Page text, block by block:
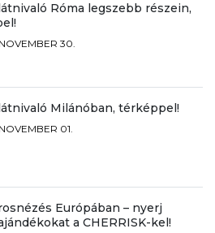
Róma legszebb részein,
NOVEMBER 30.
Milánóban, térképpel!
NOVEMBER 01.
Európában – nyerj
a CHERRISK-kel!